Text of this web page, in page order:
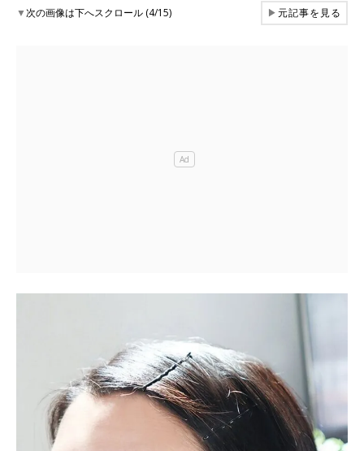
▼次の画像は下へスクロール (4/15) ▶元記事を見る